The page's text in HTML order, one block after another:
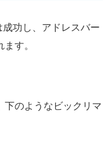
功し、アドレスバー
す。
下のようなビックリマ